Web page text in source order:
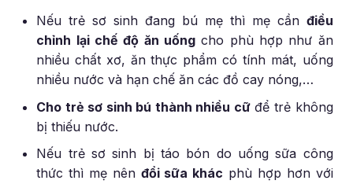
Nếu trẻ sơ sinh đang bú mẹ thì mẹ cần điều
chỉnh lại chế độ ăn uốngcho phù hợp như ăn
nhiều chất xơ, ăn thực phẩm có tính mát, uống
nhiều nước và hạn chế ăn các đồ cay nóng,…
Cho trẻ sơ sinh bú thành nhiều cữđể trẻ không
bị thiếu nước.
Nếu trẻ sơ sinh bị táo bón do uống sữa công
thức thì mẹ nên đổi sữa khác phù hợp hơn với